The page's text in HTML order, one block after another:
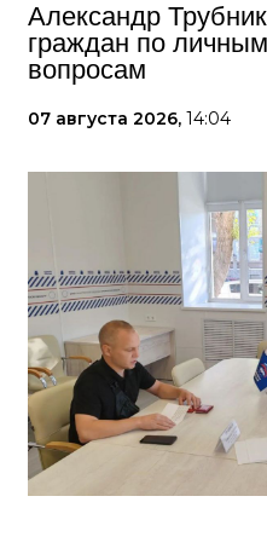
Александр
граждан по
вопросам
07 августа 2026, 14:04